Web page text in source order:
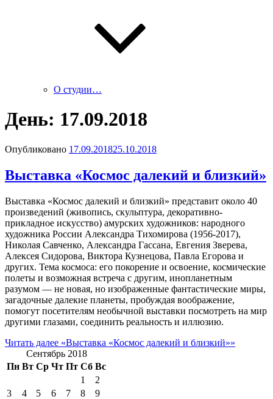
О студии…
День: 17.09.2018
Опубликовано 17.09.201825.10.2018
Выставка «Космос далекий и близкий»
Выставка «Космос далекий и близкий» представит около 40
произведений (живопись, скульптура, декоративно-
прикладное искусство) амурских художников: народного
художника России Александра Тихомирова (1956-2017),
Николая Савченко, Александра Гассана, Евгения Зверева,
Алексея Сидорова, Виктора Кузнецова, Павла Егорова и
других. Тема космоса: его покорение и освоение, космические
полеты и возможная встреча с другим, инопланетным
разумом — не новая, но изображенные фантастические миры,
загадочные далекие планеты, пробуждая воображение,
помогут посетителям необычной выставки посмотреть на мир
другими глазами, соединить реальность и иллюзию.
Читать далее «Выставка «Космос далекий и близкий»»
Сентябрь 2018
Пн Вт Ср Чт Пт Сб Вс
1
2
3
4 5 6 7 8 9